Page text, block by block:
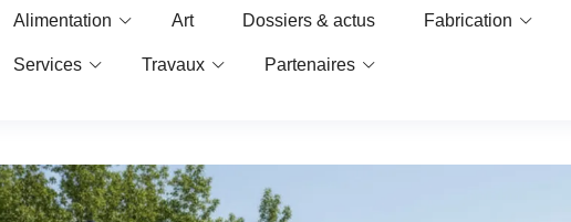
Alimentation Art Dossiers & actus Fabrication
Services Travaux Partenaires